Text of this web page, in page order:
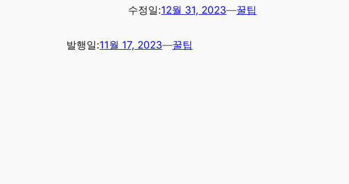
수정일:12월 31, 2023—꿀팁
발행일:11월 17, 2023—꿀팁